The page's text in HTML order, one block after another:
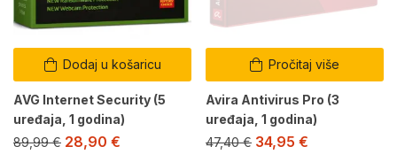
Dodaj u košaricu
AVG Internet Security (5
uređaja, 1 godina)
89,99€ 28,90 €
Pročitaj više
Avira Antivirus Pro (3
uređaja, 1 godina)
47,40€ 34,95 €